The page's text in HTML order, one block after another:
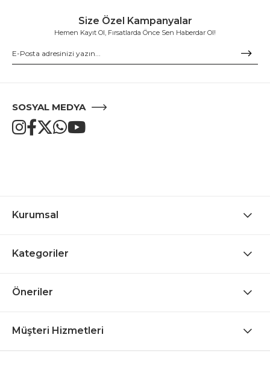
Size Özel Kampanyalar
Hemen Kayıt Ol, Fırsatlarda Önce Sen Haberdar Ol!
SOSYAL MEDYA
Kurumsal
Kategoriler
Öneriler
Müşteri Hizmetleri